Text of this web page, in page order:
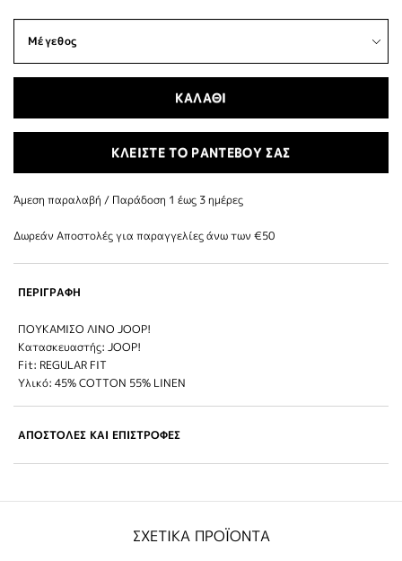
ΚΑΛΑΘΙ
ΚΛΕΙΣΤΕ ΤΟ ΡΑΝΤΕΒΟΥ ΣΑΣ
Άμεση παραλαβή / Παράδoση 1 έως 3 ημέρες
Δωρεάν Αποστολές για παραγγελίες άνω των €50
ΠΕΡΙΓΡΑΦΗ
ΠΟΥΚΑΜΙΣΟ ΛΙΝΟ JOOP!
Κατασκευαστής: JOOP!
Fit: REGULAR FIT
Υλικό: 45% COTTON 55% LINEN
ΑΠΟΣΤΟΛΕΣ ΚΑΙ ΕΠΙΣΤΡΟΦΕΣ
ΣΧΕΤΙΚΑ ΠΡΟΪΟΝΤΑ